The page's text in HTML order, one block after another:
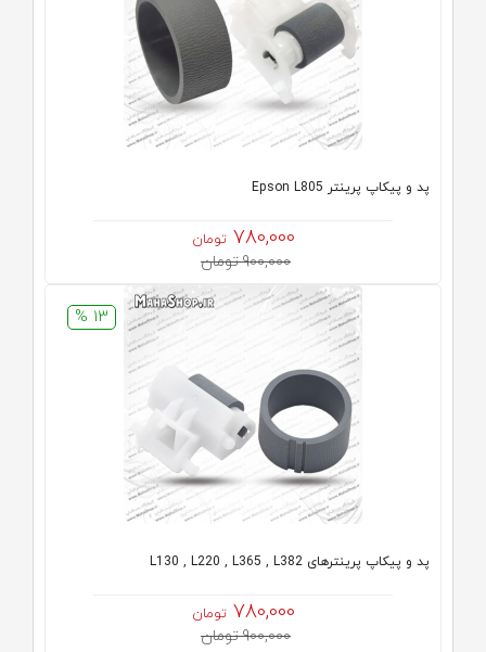
پد و پیکاپ پرینتر Epson L805
780,000 تومان
900,000 تومان
13 %
پد و پیکاپ پرینترهای L130 , L220 , L365 , L382
780,000 تومان
900,000 تومان